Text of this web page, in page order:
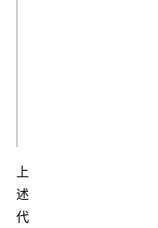
上
述
代